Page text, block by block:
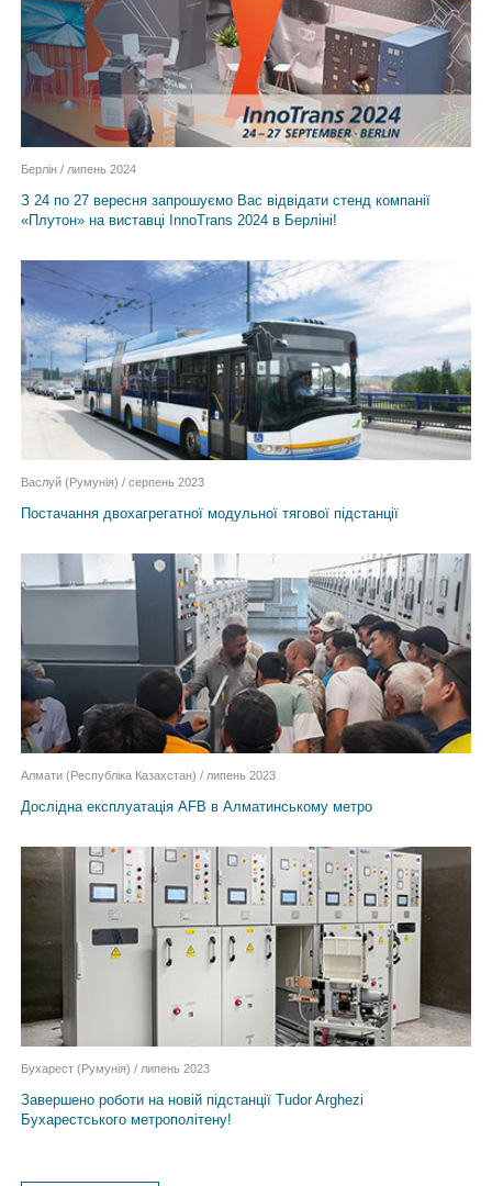
З 24 по 27 вересня запрошуємо Вас відвідати стенд компанії
«Плутон» на виставці InnoTrans 2024 в Берліні!
Берлін / липень 2024
Постачання двохагрегатної модульної тягової підстанції
Васлуй (Румунія) / серпень 2023
Дослідна експлуатація AFB в Алматинському метро
Алмати (Республіка Казахстан) / липень 2023
Завершено роботи на новій підстанції Tudor Arghezi
Бухарестського метрополітену!
Бухарест (Румунія) / липень 2023